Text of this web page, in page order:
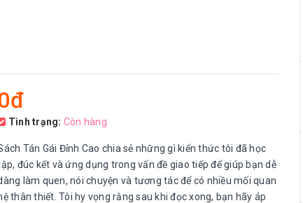
Tình trạng: Còn hàng
Tán Gái Đỉnh Cao chia sẻ những gì kiến thức tôi đã học
đúc kết và ứng dụng trong vấn đề giao tiếp để giúp bạn dễ
làm quen, nói chuyện và tương tác để có nhiều mối quan
thân thiết. Tôi hy vọng rằng sau khi đọc xong, bạn hãy áp